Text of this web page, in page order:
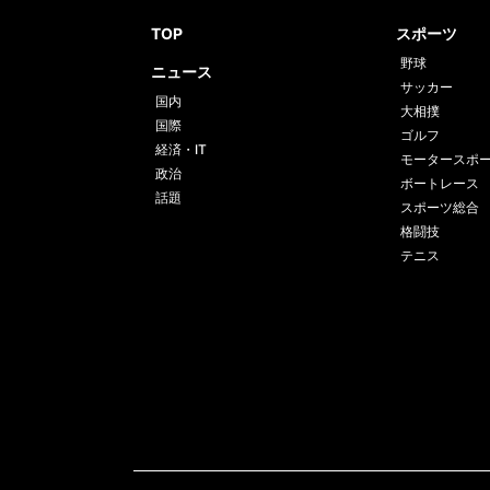
TOP
ニュース
国内
国際
経済・IT
政治
話題
スポーツ
野球
サッカー
大相撲
ゴルフ
モータースポ
ボートレース
スポーツ総合
格闘技
テニス